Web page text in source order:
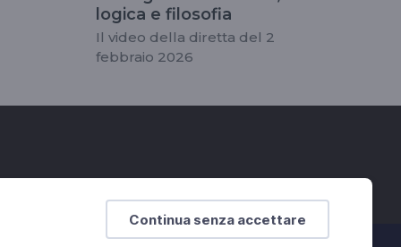
Continua senza accettare
logica e filosofia
Il video della diretta del 2
febbraio 2026